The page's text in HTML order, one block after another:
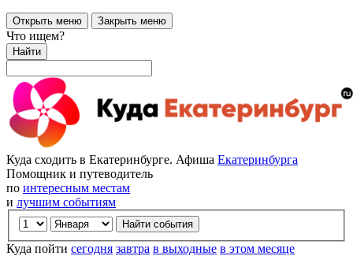
Открыть меню Закрыть меню
Что ищем?
Найти
Куда сходить в Екатеринбурге. Афиша Екатеринбурга
Помощник и путеводитель
по интересным местам
и лучшим событиям
Куда пойти сегодня завтра в выходные в этом месяце